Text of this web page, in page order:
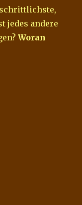
jedes andere
Woran